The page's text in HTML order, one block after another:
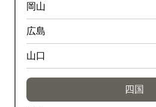
岡山
広島
山口
四国